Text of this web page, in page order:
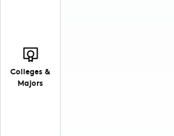
Colleges &
Majors